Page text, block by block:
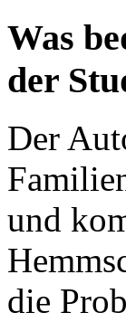
Was
der
Der
und
die